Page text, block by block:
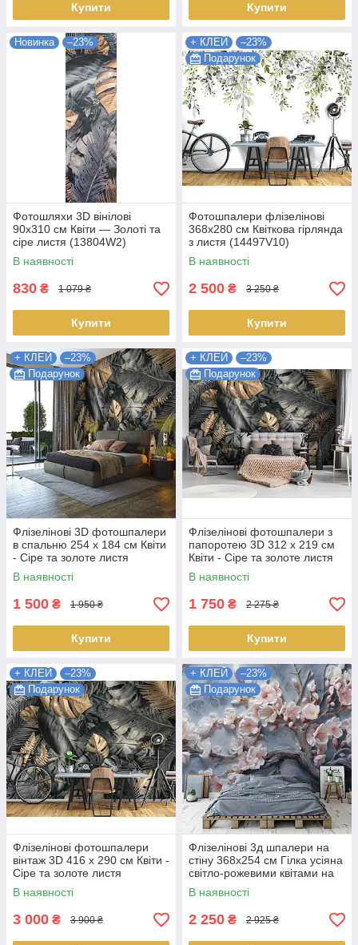
Купити Купити
Новинка –23%
Фотошляхи 3D вінілові
90x310 см Квіти — Золоті та
сіре листя (13804W2)
Найкраща якість
В наявності
830 ₴ 1 079 ₴
Купити
+ КЛЕЙ
–23%
Подарунок
Фотошпалери флізелінові
368x280 см Квіткова гірлянда
з листя (14497V10)
Найкраща якість
В наявності
2 500 ₴ 3 250 ₴
Купити
+ КЛЕЙ
–23%
Подарунок
Флізелінові 3D фотошпалери
в спальню 254 x 184 см Квіти
- Сіре та золоте листя
монстери (13804V4)
Найкраща якість
В наявності
1 500 ₴ 1 950 ₴
Купити
+ КЛЕЙ
–23%
Подарунок
Флізелінові фотошпалери з
папоротею 3D 312 x 219 см
Квіти - Сіре та золоте листя
монстери (13804VEXXL)
Найкраща якість
В наявності
1 750 ₴ 2 275 ₴
Купити
+ КЛЕЙ
–23%
Подарунок
Флізелінові фотошпалери
вінтаж 3D 416 x 290 см Квіти -
Сіре та золоте листя
монстери (13804VEXXXXL)
Найкраща якість
В наявності
3 000 ₴ 3 900 ₴
+ КЛЕЙ
–23%
Подарунок
Флізелінові 3д шпалери на
стіну 368x254 см Гілка усіяна
світло-рожевими квітами на
сірому фоні Краща якість
В наявності
2 250 ₴ 2 925 ₴